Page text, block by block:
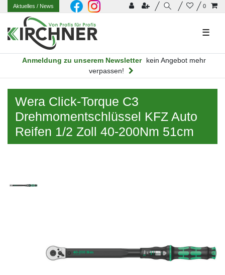
0
Aktuelles/ News
☰
Anmeldung zu unserem Newsletter
kein Angebot mehr
verpassen!
Wera Click-Torque C3
Drehmomentschlüssel KFZ Auto
Reifen 1/2 Zoll 40-200Nm 51cm